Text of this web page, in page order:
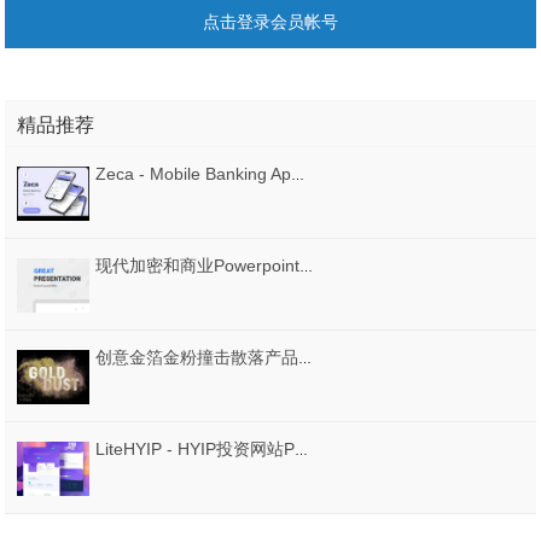
点击登录会员帐号
精品推荐